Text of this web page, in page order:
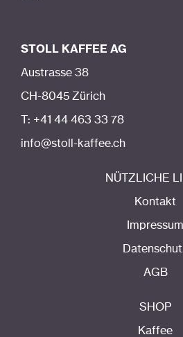
STOLL KAFFEE AG
Austrasse 38
CH-8045 Zürich
T: +41 44 463 33 78
info@stoll-kaffee.ch
NÜTZLICHE
Kontakt
Impressum
AGB
SHOP
Kaffee